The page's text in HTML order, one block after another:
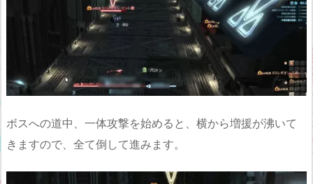
ボスへの道中、一体攻撃を始めると、横から増援が沸いて
きますので、全て倒して進みます。